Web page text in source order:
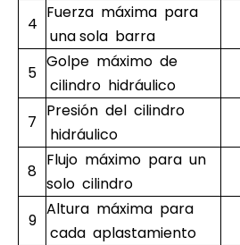
4
Fuerza máxima para
una sola barra
5
Golpe máximo de
cilindro hidráulico
7
Presión del cilindro
hidráulico
8
Flujo máximo para un
solo cilindro
9
Altura máxima para
cada aplastamiento